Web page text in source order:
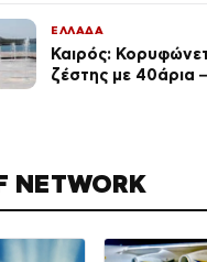
ΕΛΛΑΔΑ
Καιρός:
ζέστης με 40άρια
NETWORK